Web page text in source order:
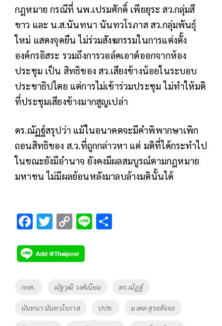
กฎหมายกรณีที่ นพ.เปรมศักดิ์ เพียยุระ สว.กลุ่มสี
ขาว และ น.ส.นันทนา นันทวโรภาส สว.กลุ่มพันธุ์
ใหม่ แสดงจุดยืน ไม่ร่วมสังฆกรรมในการแต่งตั้ง
องค์กรอิสระ รวมถึงการวอล์คเอาต์ออกจากห้อง
ประชุม เป็น สิทธิของ สว.เสียงข้างน้อยในระบอบ
ประชาธิปไตย แต่การไม่เข้าร่วมประชุม ไม่ทำให้มติ
ที่ประชุมเสียงข้างมากสูญเปล่า
ดร.ณัฏฐ์สรุปว่า แม้ในอนาคตจะมีคำพิพากษาเพิก
ถอนสิทธิของ ส.ว.ที่ถูกกล่าวหา แต่ มติที่ได้กระทำไป
ในขณะยังมีอำนาจ ยังคงมีผลสมบูรณ์ตามกฎหมาย
มหาชน ไม่มีผลย้อนหลังมาลบล้างมตินั้นได้
F
e
b
o
k
T
tt
er
C
p
y
Li
k
Li
Tags
กกต. ณัฐวุฒิ วงศ์เนียม ดร.ณัฏฐ์
นันทนา นันทวโรภาส ปปช. มงคล สุระสัจจะ